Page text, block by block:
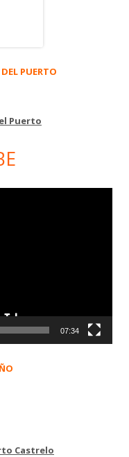
PUERTO
Puerto
07:34
Castrelo